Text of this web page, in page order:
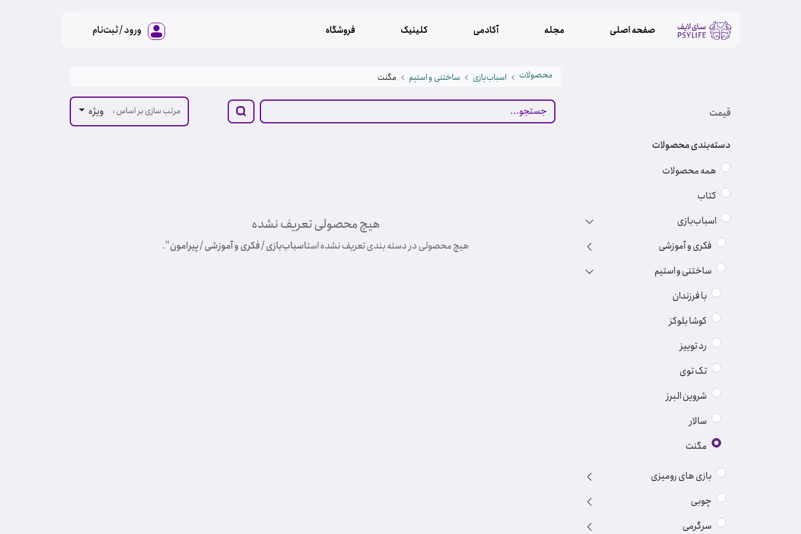
صفحه اصلی مجله آکادمی کلینیک فروشگاه ورود / ثبت‌نام
قیمت
دسته‌بندی محصولات
همه محصولات
کتاب
اسباب‌بازی
فکری و آموزشی
ساختنی و استیم
با فرزندان
کوشا بلوکز
رد توییز
تک توی
شروین البرز
سالار
مگنت
بازی های رومیزی
چوبی
سرگرمی
محصولات اسباب‌بازی ساختنی و استیم مگنت
مرتب سازی بر اساس : ویژه
هیچ محصولی تعریف نشده
هیچ محصولی در دسته بندی تعریف نشده استاسباب‌بازی / فکری و آموزشی / پیرامون".